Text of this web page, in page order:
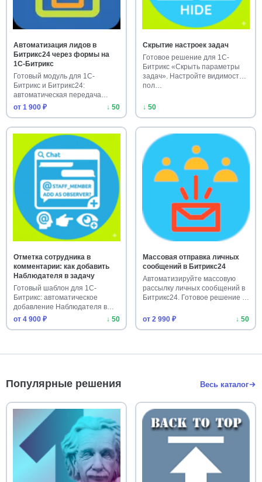
Автоматизация лидов в
Битрикс24 через формы на
1С-Битрикс
Готовый модуль для 1С-
Битрикс и Битрикс24:
автоматическая передача
лидов из форм…
от 1 900 ₽ ↓ 50
Скрытие настроек задач
Готовое решение для 1С-
Битрикс «Скрыть параметры
задач». Настройте видимость
пол…
↓ 50
Отметка сотрудника в
комментарии: как добавить
Наблюдателя в задачу
Готовый шаблон для 1С-
Битрикс: автоматическое
добавление Наблюдателя в
задачу пр…
от 4 900 ₽ ↓ 50
Массовая отправка личных
сообщений в Битрикс24
Автоматизируйте массовую
рассылку личных сообщений в
Битрикс24. Готовое решение …
от 2 990 ₽ ↓ 50
Популярные решения Весь каталог